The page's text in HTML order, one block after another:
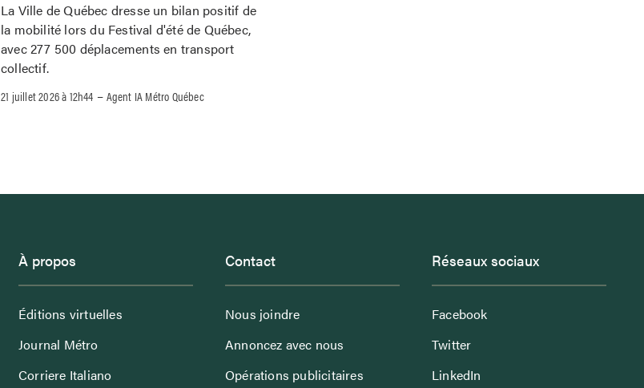
La Ville de Québec dresse un bilan positif de
la mobilité lors du Festival d'été de Québec,
avec 277 500 déplacements en transport
collectif.
21 juillet 2026 à 12h44 –Agent IA Métro Québec
À propos
Éditions virtuelles
Journal Métro
Corriere Italiano
Contact
Nous joindre
Annoncez avec nous
Opérations publicitaires
Réseaux sociaux
Facebook
Twitter
LinkedIn